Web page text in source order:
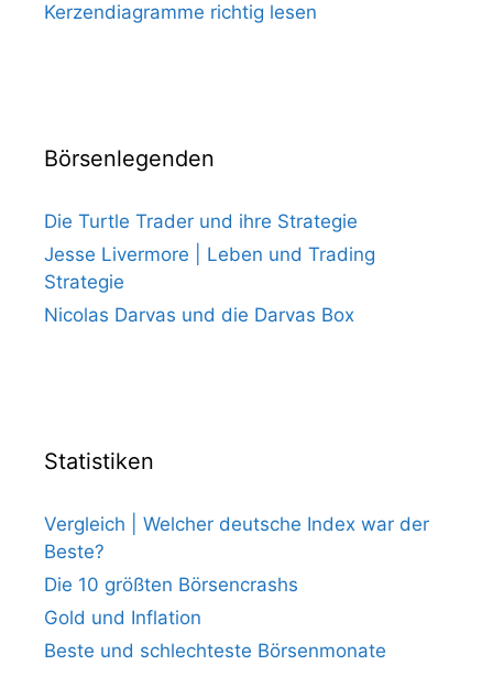
Kerzendiagramme richtig lesen
Börsenlegenden
Die Turtle Trader und ihre Strategie
Jesse Livermore | Leben und Trading
Strategie
Nicolas Darvas und die Darvas Box
Statistiken
Vergleich | Welcher deutsche Index war der
Beste?
Die 10 größten Börsencrashs
Gold und Inflation
Beste und schlechteste Börsenmonate